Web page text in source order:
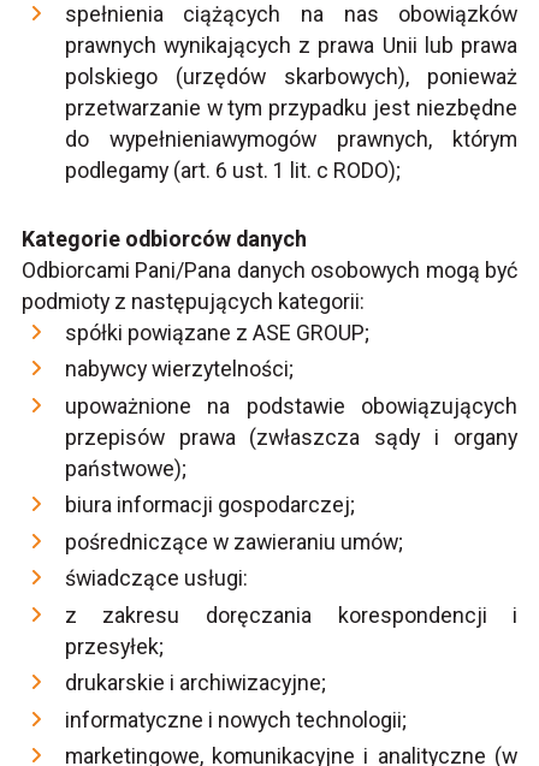
spełnienia ciążących na nas obowiązków
prawnych wynikających z prawa Unii lub prawa
polskiego (urzędów skarbowych), ponieważ
przetwarzanie w tym przypadku jest niezbędne
do wypełnieniawymogów prawnych, którym
podlegamy (art. 6 ust. 1 lit. c RODO);
Kategorie odbiorców danych
Odbiorcami Pani/Pana danych osobowych mogą być
podmioty z następujących kategorii:
spółki powiązane z ASE GROUP;
nabywcy wierzytelności;
upoważnione na podstawie obowiązujących
przepisów prawa (zwłaszcza sądy i organy
państwowe);
biura informacji gospodarczej;
pośredniczące w zawieraniu umów;
świadczące usługi:
z zakresu doręczania korespondencji i
przesyłek;
drukarskie i archiwizacyjne;
informatyczne i nowych technologii;
marketingowe, komunikacyjne i analityczne (w